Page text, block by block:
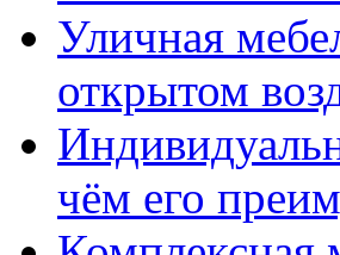
Уличная
открытом
чём его